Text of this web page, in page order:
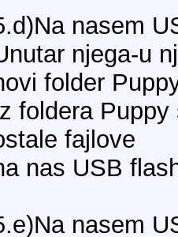
nasem
njega-u
folder
foldera
fajlove
nas USB
nasem